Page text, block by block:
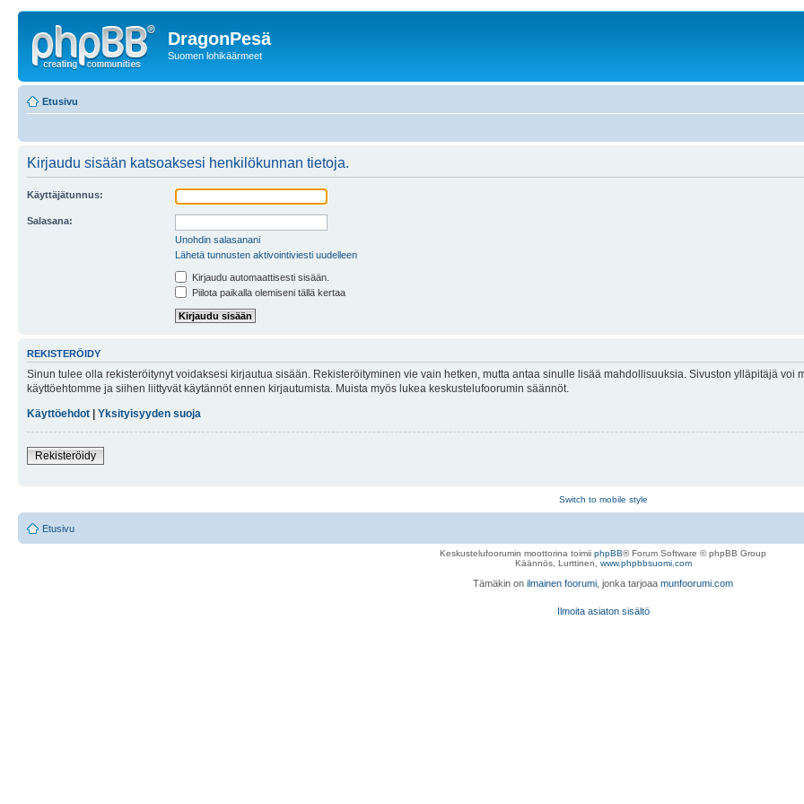
DragonPesä
Suomen lohikäärmeet
Etusivu
Kirjaudu sisään katsoaksesi henkilökunnan tietoja.
Käyttäjätunnus:
Salasana:
Unohdin salasanani
Lähetä tunnusten aktivointiviesti uudelleen
Kirjaudu automaattisesti sisään.
Piilota paikalla olemiseni tällä kertaa
REKISTERÖIDY
Sinun tulee olla rekisteröitynyt voidaksesi kirjautua sisään. Rekisteröityminen vie vain hetken, mutta antaa sinulle lisää mahdollisuuksia. Sivuston ylläpitäjä
käyttöehtomme ja siihen liittyvät käytännöt ennen kirjautumista. Muista myös lukea keskustelufoorumin säännöt.
Käyttöehdot
Yksityisyyden suoja
Rekisteröidy
Switch to mobile style
Etusivu
Keskustelufoorumin moottorina toimii phpBB® Forum Software © phpBB Group
Käännös, Lurttinen, www.phpbbsuomi.com
Tämäkin on ilmainen foorumi , jonka tarjoaa munfoorumi.com
Ilmoita asiaton sisältö